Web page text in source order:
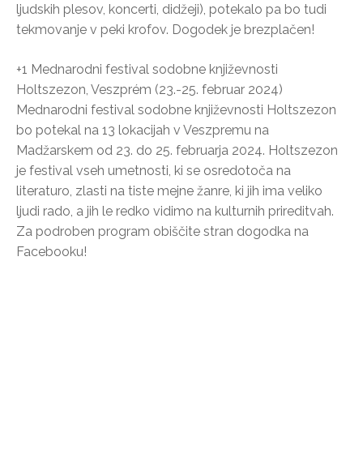
ljudskih plesov, koncerti, didžeji), potekalo pa bo tudi
tekmovanje v peki krofov. Dogodek je brezplačen!
+1 Mednarodni festival sodobne književnosti
Holtszezon, Veszprém (23.-25. februar 2024)
Mednarodni festival sodobne književnosti Holtszezon
bo potekal na 13 lokacijah v Veszpremu na
Madžarskem od 23. do 25. februarja 2024. Holtszezon
je festival vseh umetnosti, ki se osredotoča na
literaturo, zlasti na tiste mejne žanre, ki jih ima veliko
ljudi rado, a jih le redko vidimo na kulturnih prireditvah.
Za podroben program obiščite stran dogodka na
Facebooku!